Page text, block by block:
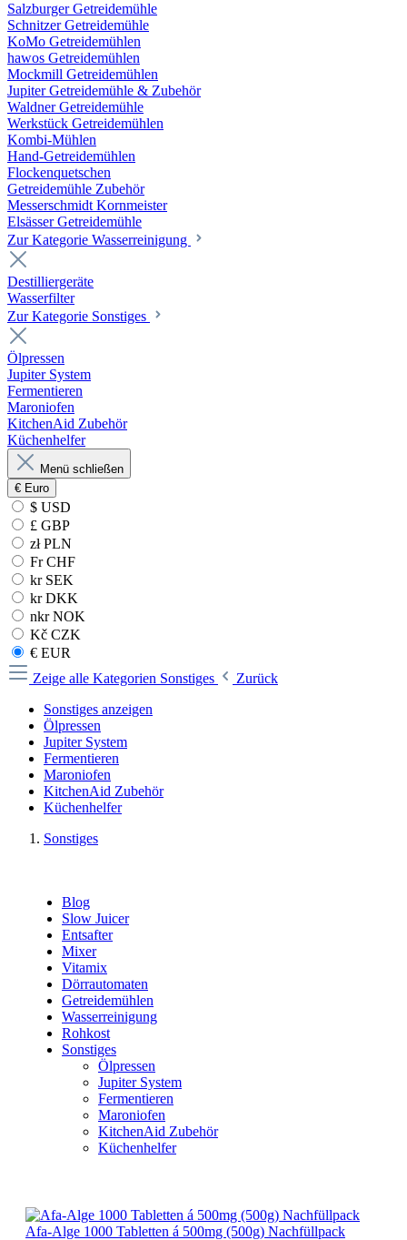
Salzburger Getreidemühle
Schnitzer Getreidemühle
KoMo Getreidemühlen
hawos Getreidemühlen
Mockmill Getreidemühlen
Jupiter Getreidemühle & Zubehör
Waldner Getreidemühle
Werkstück Getreidemühlen
Kombi-Mühlen
Hand-Getreidemühlen
Flockenquetschen
Getreidemühle Zubehör
Messerschmidt Kornmeister
Elsässer Getreidemühle
Zur Kategorie Wasserreinigung
Destilliergeräte
Wasserfilter
Zur Kategorie Sonstiges
Ölpressen
Jupiter System
Fermentieren
Maroniofen
KitchenAid Zubehör
Küchenhelfer
Menü schließen
€ Euro
$ USD
£ GBP
zł PLN
Fr CHF
kr SEK
kr DKK
nkr NOK
Kč CZK
€ EUR
Zeige alle Kategorien Sonstiges
Zurück
Sonstiges anzeigen
Ölpressen
Jupiter System
Fermentieren
Maroniofen
KitchenAid Zubehör
Küchenhelfer
Sonstiges
Blog
Slow Juicer
Entsafter
Mixer
Vitamix
Dörrautomaten
Getreidemühlen
Wasserreinigung
Rohkost
Sonstiges
Ölpressen
Jupiter System
Fermentieren
Maroniofen
KitchenAid Zubehör
Küchenhelfer
Afa-Alge 1000 Tabletten á 500mg (500g) Nachfüllpack